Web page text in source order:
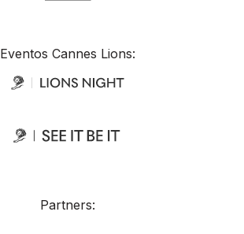
Eventos Cannes Lions:
Partners: